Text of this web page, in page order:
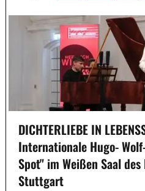
DICHTERLIEBE IN
Internationale Hugo-
Spot" im Weißen Saal des
Stuttgart